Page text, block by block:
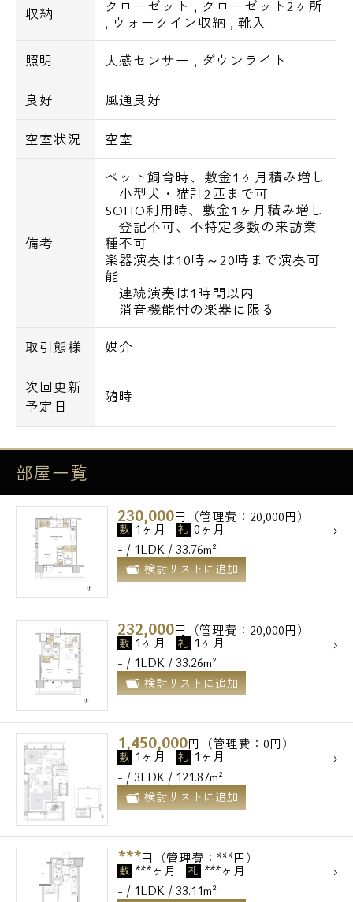
収納 クローゼット , クローゼット2ヶ所
, ウォークイン収納 , 靴入
照明 人感センサー , ダウンライト
良好 風通良好
空室状況 空室
備考
ペット飼育時、敷金1ヶ月積み増し
小型犬・猫計2匹まで可
SOHO利用時、敷金1ヶ月積み増し
登記不可、不特定多数の来訪業
種不可
楽器演奏は10時～20時まで演奏可
能
連続演奏は1時間以内
消音機能付の楽器に限る
取引態様 媒介
次回更新
予定日
随時
部屋一覧
230,000円（管理費：20,000円）
敷 1ヶ月 礼 0ヶ月
- / 1LDK / 33.76m²
検討リストに追加
232,000円（管理費：20,000円）
敷 1ヶ月 礼 1ヶ月
- / 1LDK / 33.26m²
検討リストに追加
1,450,000円（管理費：0円）
敷 1ヶ月 礼 1ヶ月
- / 3LDK / 121.87m²
検討リストに追加
***円（管理費：***円）
敷 ***ヶ月 礼 ***ヶ月
- / 1LDK / 33.11m²
電話でお問い合わせ
0120-500-529
営業時間 10：00～18：00
メールでお問い合わせ